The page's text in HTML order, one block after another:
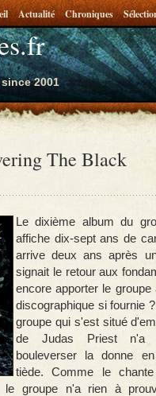
2001
Actualité Chroniques
The Black
Le dixième album du
affiche dix-sept ans de
arrive deux ans après
signait le retour aux
encoreapporter le
discographique sifournie
groupe qui s'est situé
de Judas Priest n'a
bouleverser la donne
tiède. Comme le
le groupe n'a rien à